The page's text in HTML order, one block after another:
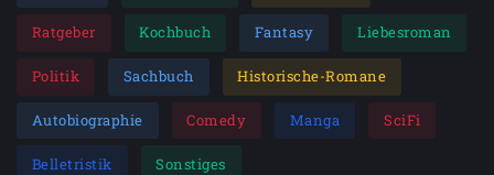
Ratgeber Kochbuch Fantasy Liebesroman
Politik Sachbuch Historische-Romane
Autobiographie Comedy Manga SciFi
Belletristik Sonstiges